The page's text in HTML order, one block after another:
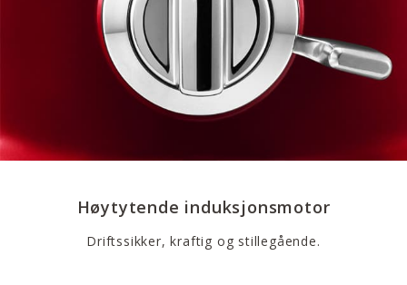
Høytytende induksjonsmotor
Driftssikker, kraftig og stillegående.